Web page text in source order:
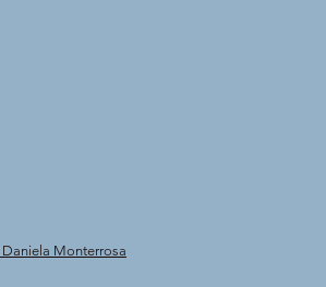
Daniela Monterrosa